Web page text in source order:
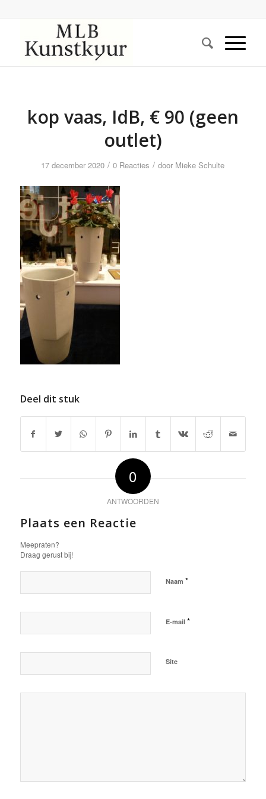
kop vaas, IdB, € 90 (geen
outlet)
17 december 2020 / 0 Reacties / door Mieke Schulte
Deel dit stuk
0
ANTWOORDEN
Plaats een Reactie
Meepraten?
Draag gerust bij!
Naam *
E-mail *
Site